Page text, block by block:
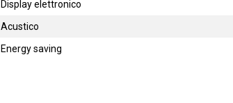
Display elettronico
Acustico
Energy saving